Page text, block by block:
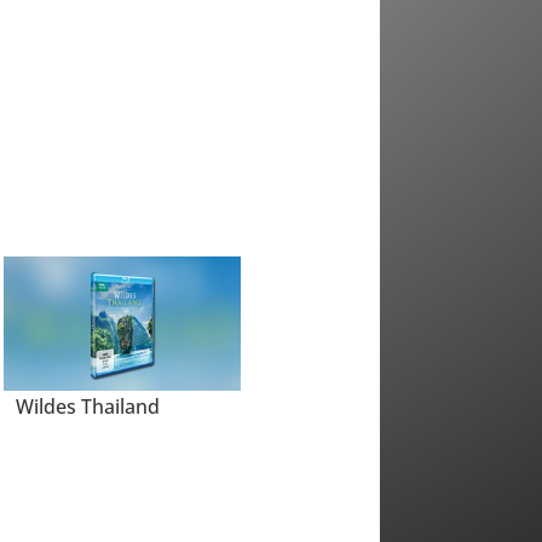
Wildes Thailand